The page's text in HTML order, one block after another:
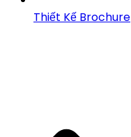
Thiết Kế Brochure